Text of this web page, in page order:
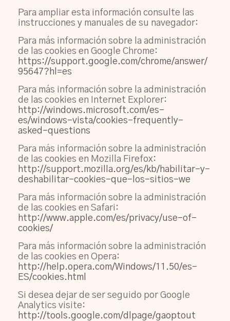
Para ampliar esta información consulte las
instrucciones y manuales de su navegador:
Para más información sobre la administración
de las cookies en Google Chrome:
https://support.google.com/chrome/answer/
95647?hl=es
Para más información sobre la administración
de las cookies en Internet Explorer:
http://windows.microsoft.com/es-
es/windows-vista/cookies-frequently-
asked-questions
Para más información sobre la administración
de las cookies en Mozilla Firefox:
http://support.mozilla.org/es/kb/habilitar-y-
deshabilitar-cookies-que-los-sitios-we
Para más información sobre la administración
de las cookies en Safari:
http://www.apple.com/es/privacy/use-of-
cookies/
Para más información sobre la administración
de las cookies en Opera:
http://help.opera.com/Windows/11.50/es-
ES/cookies.html
Si desea dejar de ser seguido por Google
Analytics visite:
http://tools.google.com/dlpage/gaoptout